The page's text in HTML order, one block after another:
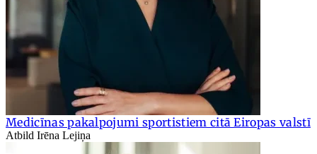
Medicīnas pakalpojumi sportistiem citā Eiropas valstī
Atbild Irēna Lejiņa